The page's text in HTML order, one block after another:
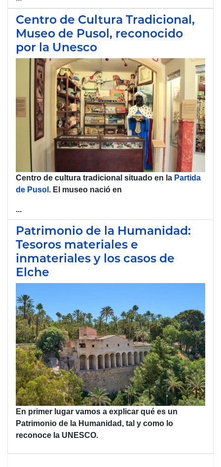
Centro de Cultura Tradicional,
Museo de Pusol, reconocido
por la Unesco
Centro de cultura tradicional situado en la Partida
de Pusol . El museo nació en
...
Patrimonio de la Humanidad:
Tesoros materiales e
inmateriales y los casos de
Elche
En primer lugar vamos a explicar qué es un
Patrimonio de la Humanidad, tal y como lo
reconoce la UNESCO.